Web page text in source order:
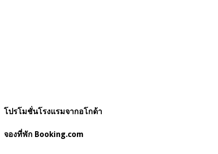
โปรโมชั่นโรงแรมจากอโกด้า
จองที่พัก Booking.com